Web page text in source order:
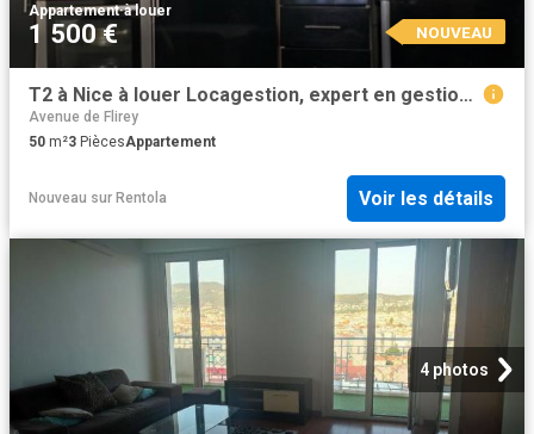
Appartement·à louer
1 500 € NOUVEAU
T2 à Nice à louer Locagestion, expert en gestion locative
Avenue de Flirey
50 m²3 PiècesAppartement
Nouveau sur Rentola Voir les détails
4 photos